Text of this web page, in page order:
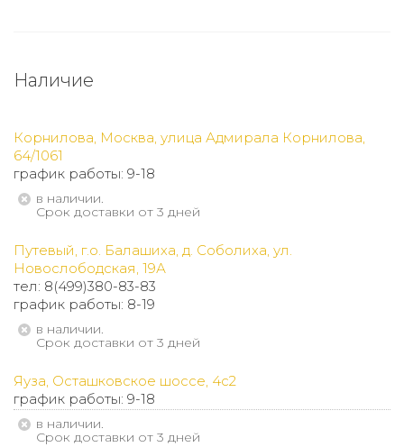
Наличие
Корнилова, Москва, улица Адмирала Корнилова,
64/1061
график работы: 9-18
В наличии.
Срок доставки от 3 дней
Путевый, г.о. Балашиха, д. Соболиха, ул.
Новослободская, 19А
тел: 8(499)380-83-83
график работы: 8-19
В наличии.
Срок доставки от 3 дней
Яуза, Осташковское шоссе, 4с2
график работы: 9-18
В наличии.
Срок доставки от 3 дней